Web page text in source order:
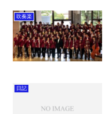
吹奏楽
日記